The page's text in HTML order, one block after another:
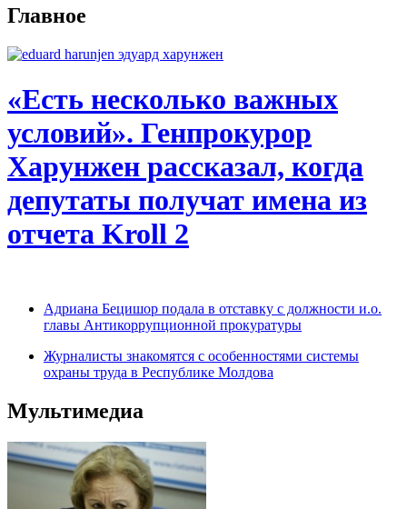
Главное
«Есть несколько важных
условий». Генпрокурор
Харунжен рассказал, когда
депутаты получат имена из
отчета Kroll 2
Адриана Бецишор подала в отставку с должности и.о.
главы Антикоррупционной прокуратуры
Журналисты знакомятся с особенностями системы
охраны труда в Республике Молдова
Мультимедиа